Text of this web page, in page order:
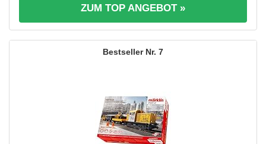
ZUM TOP ANGEBOT »
7